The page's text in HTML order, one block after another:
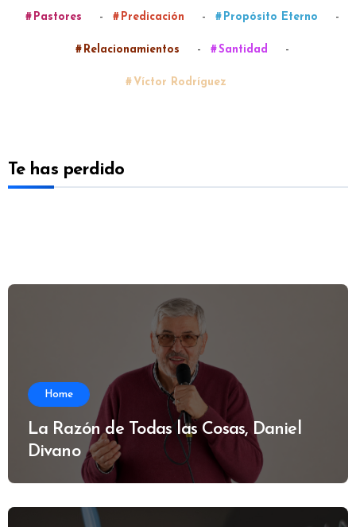
Pastores - Predicación - Propósito Eterno -
Relacionamientos - Santidad -
Víctor Rodríguez
Te has perdido
Home
La Razón de Todas las Cosas, Daniel
Divano